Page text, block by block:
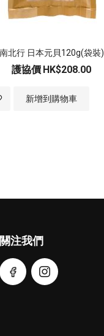
南北行 日本元貝120g(袋裝)
護協價 HK$208.00
新增到購物車
關注我們